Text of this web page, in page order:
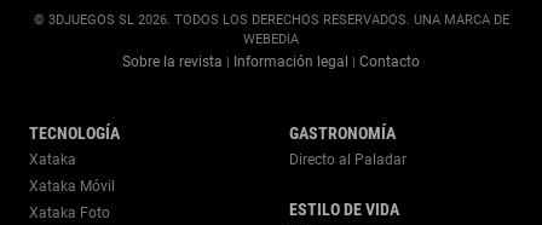
© 3DJUEGOS SL 2026. TODOS LOS DERECHOS RESERVADOS. UNA MARCA DE
WEBEDIA
Sobre la revista | Información legal | Contacto
TECNOLOGÍA
Xataka
Xataka Móvil
Xataka Foto
GASTRONOMÍA
Directo al Paladar
ESTILO DE VIDA